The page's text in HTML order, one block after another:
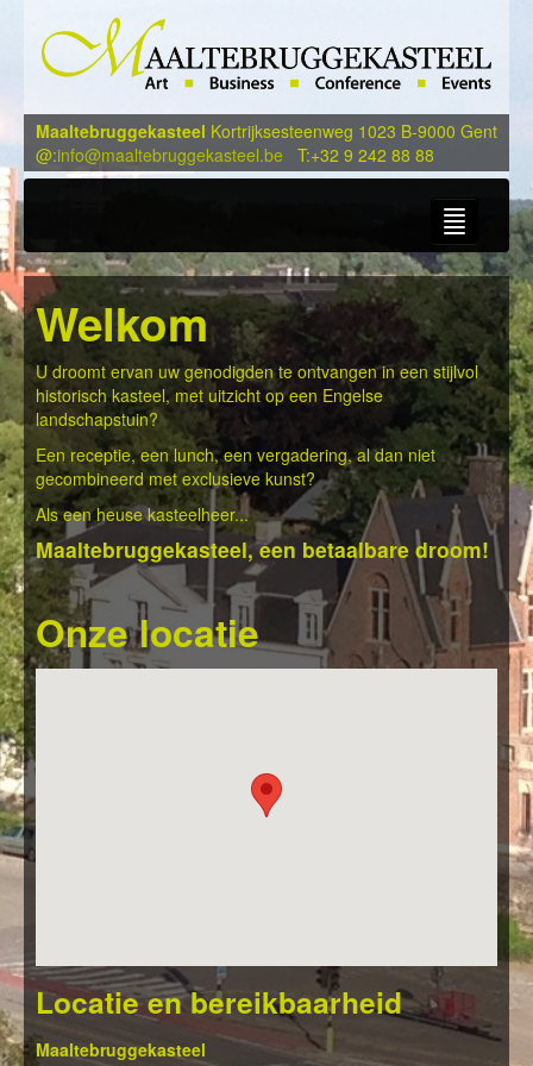
Maaltebruggekasteel Kortrijksesteenweg 1023 B-9000 Gent
@:info@maaltebruggekasteel.be T:+32 9 242 88 88
Home Zalen
Accommodatie
Geschiedenis
Contact
Welkom
U droomt ervan uw genodigden te ontvangen in een stijlvol
historisch kasteel, met uitzicht op een Engelse
landschapstuin?
Een receptie, een lunch, een vergadering, al dan niet
gecombineerd met exclusieve kunst?
Als een heuse kasteelheer...
Maaltebruggekasteel, een betaalbare droom!
Onze locatie
Locatie en bereikbaarheid
Maaltebruggekasteel